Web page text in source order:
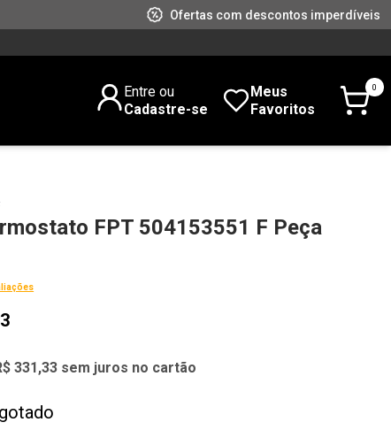
Ofertas com descontos imperdíveis
Entre ou
Cadastre-se
Meus
Favoritos
0
FPT 504153551 F Peça
331,33 sem juros no cartão